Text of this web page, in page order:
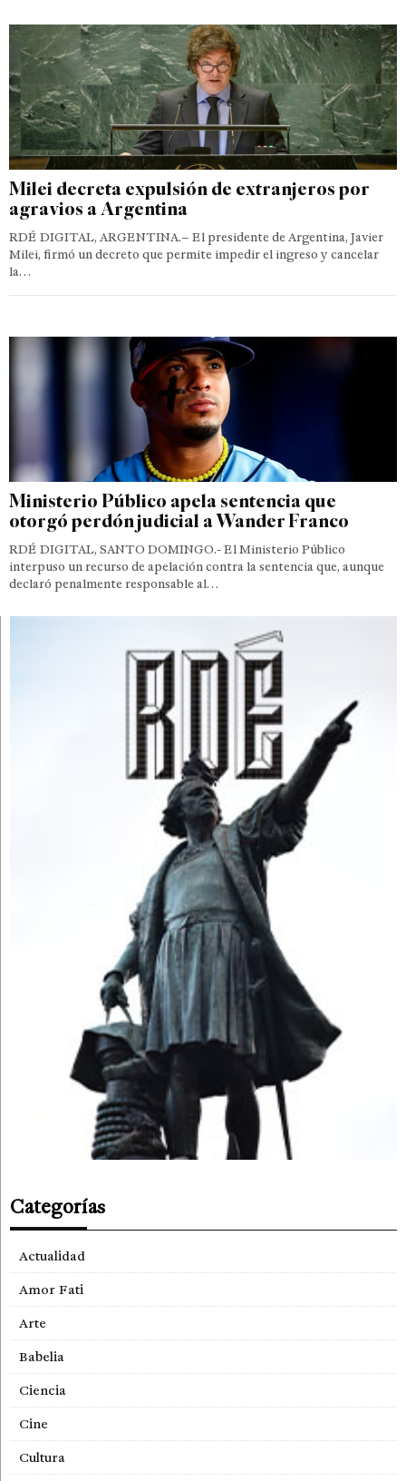
Milei decreta expulsión de extranjeros por
agravios a Argentina
RDÉ DIGITAL, ARGENTINA.– El presidente de Argentina, Javier
Milei, firmó un decreto que permite impedir el ingreso y cancelar
la…
Ministerio Público apela sentencia que
otorgó perdón judicial a Wander Franco
RDÉ DIGITAL, SANTO DOMINGO.- El Ministerio Público
interpuso un recurso de apelación contra la sentencia que, aunque
declaró penalmente responsable al…
Categorías
Actualidad
Amor Fati
Arte
Babelia
Ciencia
Cine
Cultura